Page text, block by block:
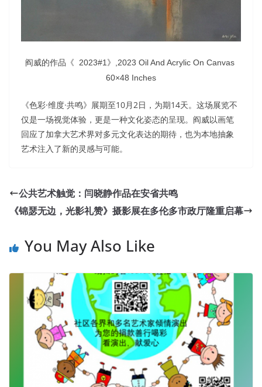
阎威的作品《 2023#1》,2023 Oil And Acrylic On Canvas
60×48 Inches
《色彩·维度·共鸣》展期至10月2日，为期14天。这场展览不
仅是一场视觉体验，更是一种文化姿态的呈现。阎威以画笔
回应了加拿大艺术界对多元文化表达的期待，也为本地抽象
艺术注入了新的灵感与可能。
公共艺术触觉：闫晓静作品在安省共鸣
《锦瑟无边，光影礼赞》摄影展在多伦多市政厅隆重启幕
You May Also Like